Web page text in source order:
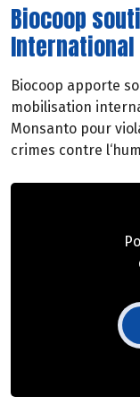
Biocoop
Biocoop apporte
mobilisation
Monsanto pour
crimes contre